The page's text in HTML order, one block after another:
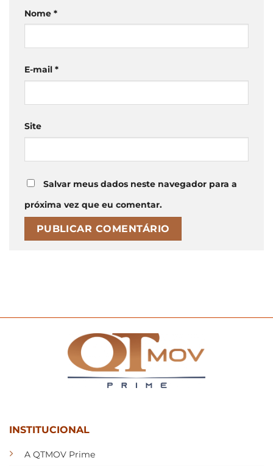
Nome *
E-mail *
Site
Salvar meus dados neste navegador para a
próxima vez que eu comentar.
INSTITUCIONAL
A QTMOV Prime